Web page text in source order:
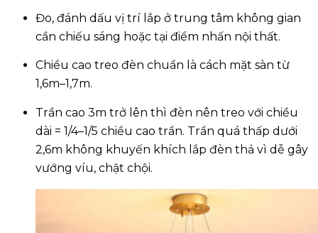
Đo, đánh dấu vị trí lắp ở trung tâm không gian
cần chiếu sáng hoặc tại điểm nhấn nội thất.
Chiều cao treo đèn chuẩn là cách mặt sàn từ
1,6m–1,7m.
Trần cao 3m trở lên thì đèn nên treo với chiều
dài = 1/4–1/5 chiều cao trần. Trần quá thấp dưới
2,6m không khuyến khích lắp đèn thả vì dễ gây
vướng víu, chật chội.